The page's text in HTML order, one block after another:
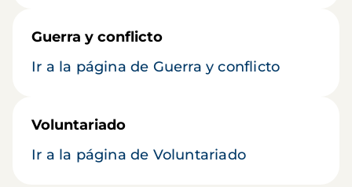
Guerra y conflicto
Ir a la página de Guerra y conflicto
Voluntariado
Ir a la página de Voluntariado